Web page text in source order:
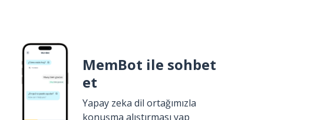
MemBot ile sohbet
et
Yapay zeka dil ortağımızla
konuşma alıştırması yap